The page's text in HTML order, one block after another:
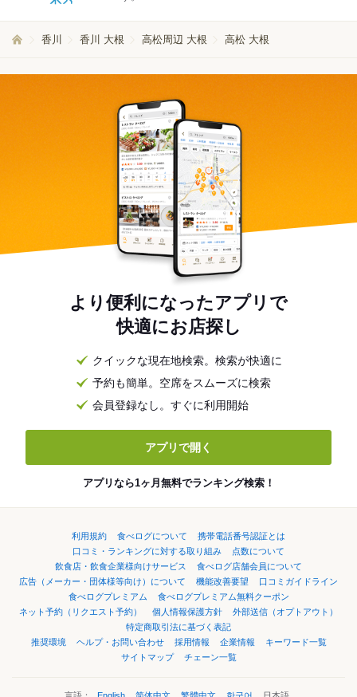
香川 香川 大根 高松周辺 大根 高松 大根
より便利になったアプリで
快適にお店探し
クイックな現在地検索。検索が快適に
予約も簡単。空席をスムーズに検索
会員登録なし。すぐに利用開始
アプリで開く
アプリなら1ヶ月無料でランキング検索！
利用規約 食べログについて
携帯電話番号認証とは
口コミ・ランキングに対する取り組み
点数について
飲食店・飲食企業様向けサービス
食べログ店舗会員について
広告（メーカー・団体様等向け）について
機能改善要望
口コミガイドライン
食べログプレミアム
食べログプレミアム無料クーポン
ネット予約（リクエスト予約）
個人情報保護方針
外部送信（オプトアウト）
特定商取引法に基づく表記
推奨環境
ヘルプ・お問い合わせ 採用情報 企業情報
キーワード一覧
サイトマップ
チェーン一覧